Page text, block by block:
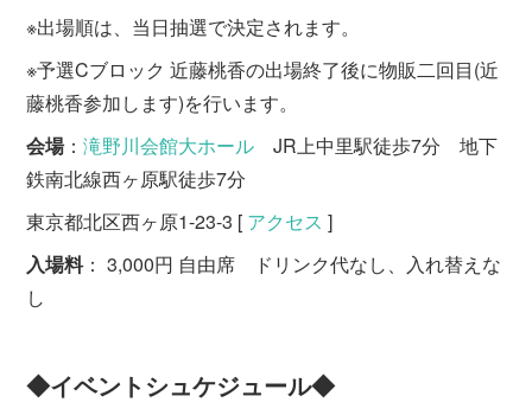
※出場順は、当日抽選で決定されます。
※予選Cブロック 近藤桃香の出場終了後に物販二回目(近
藤桃香参加します)を行います。
会場：滝野川会館大ホール JR上中里駅徒歩7分 地下
鉄南北線西ヶ原駅徒歩7分
東京都北区西ヶ原1-23-3 [ アクセス ]
入場料： 3,000円 自由席 ドリンク代なし、入れ替えな
し
◆イベントシュケジュール◆